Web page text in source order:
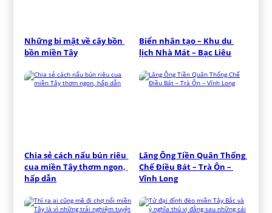
Những bí mật về cây bồn
bồn miền Tây
Biển nhân tạo – Khu du
lịch Nhà Mát – Bạc Liêu
Chia sẻ cách nấu bún riêu
cua miền Tây thơm ngon,
hấp dẫn
Lăng Ông Tiền Quân Thống
Chế Điều Bát – Trà Ôn –
Vĩnh Long